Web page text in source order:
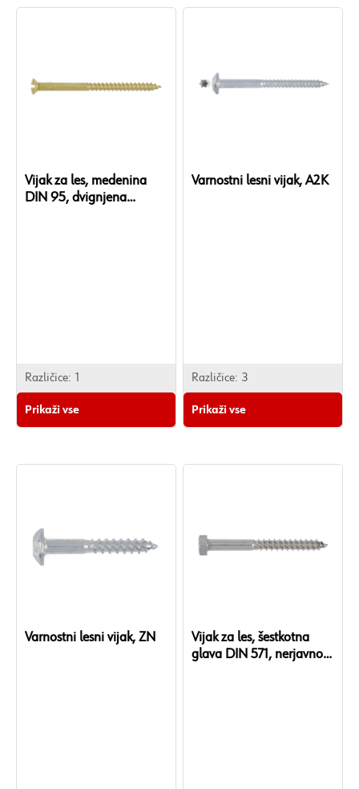
Vijak za les, medenina
DIN 95, dvignjena
Različice: 1
Prikaži vse
Varnostni lesni vijak, A2K
Različice: 3
Prikaži vse
Varnostni lesni vijak, ZN
Vijak za les, šestkotna
glava DIN 571, nerjavno